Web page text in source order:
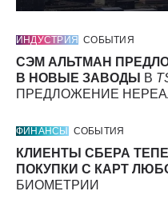
ИНДУСТРИЯ СОБЫТИЯ
СЭМ АЛЬТМАН
В НОВЫЕ ЗАВОДЫ
В
ПРЕДЛОЖЕНИЕ
ФИНАНСЫ СОБЫТИЯ
КЛИЕНТЫ СБЕРА
ПОКУПКИ С КАРТ
БИОМЕТРИИ